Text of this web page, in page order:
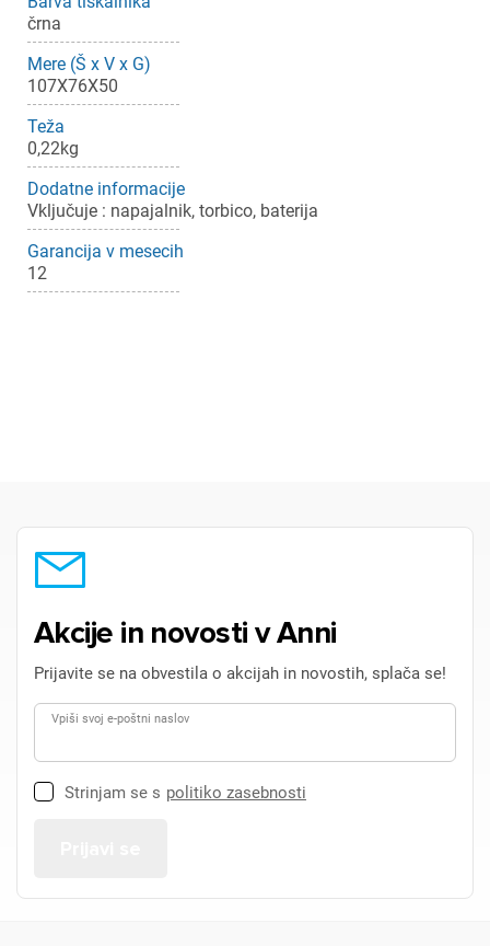
črna
Mere (Š x V x G)
107X76X50
Teža
0,22kg
Dodatne informacije
Vključuje : napajalnik, torbico, baterija
Garancija v mesecih
12
Akcije in novosti v Anni
Prijavite se na obvestila o akcijah in novostih, splača se!
Vpiši svoj e-poštni naslov
Strinjam se s politiko zasebnosti
Prijava
Za dodajanje na seznam želja morate biti prijavljeni.